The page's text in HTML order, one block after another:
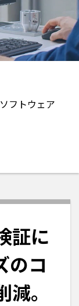
フトウェア
証に
のコ
。